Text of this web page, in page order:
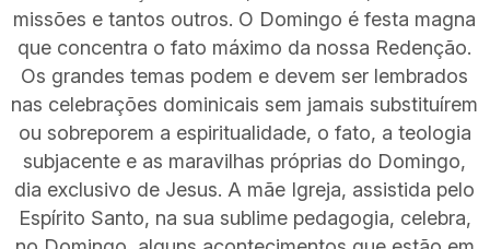
missões e tantos outros. O Domingo é festa magna
que concentra o fato máximo da nossa Redenção.
Os grandes temas podem e devem ser lembrados
nas celebrações dominicais sem jamais substituírem
ou sobreporem a espiritualidade, o fato, a teologia
subjacente e as maravilhas próprias do Domingo,
dia exclusivo de Jesus. A mãe Igreja, assistida pelo
Espírito Santo, na sua sublime pedagogia, celebra,